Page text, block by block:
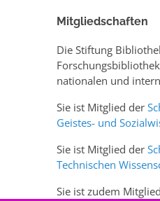
Mitgliedschaften
Die Stiftung
nationalen und
Sie ist Mitglied der
Geistes- und
Sie ist Mitglied der
Technischen
Sie ist zudem